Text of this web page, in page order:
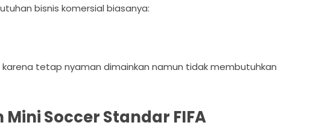
bisnis komersial biasanya:
tetap nyaman dimainkan namun tidak membutuhkan
Soccer Standar FIFA